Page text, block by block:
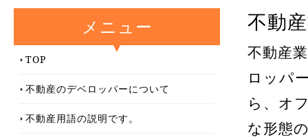
不動
不動産
ロッパ
ら、オ
な形態
メニュー
TOP
不動産のデベロッパーについて
不動産用語の説明です。